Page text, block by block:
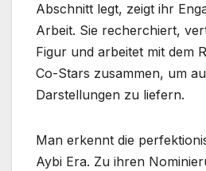
Abschnitt legt, zeigt ihr
Arbeit. Sie recherchiert,
Figur und arbeitet mit dem
Co-Stars zusammen, um
Darstellungen zu liefern.
Man erkennt die
Aybi Era. Zu ihren